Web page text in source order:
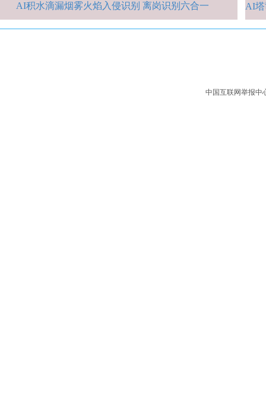
AI积水滴漏烟雾火焰入侵识别 离岗识别六合一 AI
中国互联网举报中